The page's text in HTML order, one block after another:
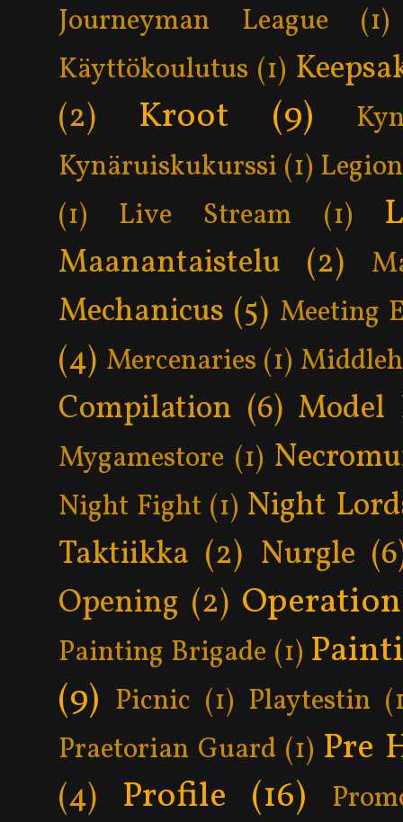
Journeyman League
(1)
Käyttökoulutus (1)
(2)
Kroot (9)
Kynäruiskukurssi (1)
(1)
Live Stream (1)
Maanantaistelu (2)
Mechanicus (5) Meeting
(4) Mercenaries (1)
Compilation (6) Model
Mygamestore (1)
Night Fight (1) Night
Taktiikka (2) Nurgle
Opening (2)
Painting Brigade (1)
(9) Picnic (1) Playtestin
Praetorian Guard (1) Pre
(4) Profile (16)